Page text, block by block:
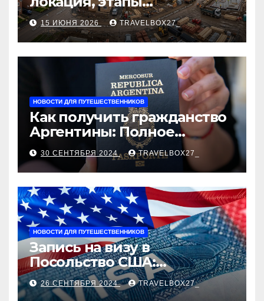
строительства, проверка
застройщика, сценарии
оформления сделки и
рыночные ориентиры
15 ИЮНЯ 2026 TRAVELBOX27_
НОВОСТИ ДЛЯ ПУТЕШЕСТВЕННИКОВ
Как получить гражданство
Аргентины: Полное
руководство
30 СЕНТЯБРЯ 2024 TRAVELBOX27_
НОВОСТИ ДЛЯ ПУТЕШЕСТВЕННИКОВ
Запись на визу в
Посольство США:
Пошаговое руководство
26 СЕНТЯБРЯ 2024 TRAVELBOX27_